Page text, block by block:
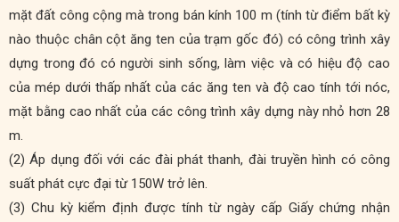
mặt đất công cộng mà trong bán kính 100 m (tính từ điểm bất kỳ
nào thuộc chân cột ăng ten của trạm gốc đó) có công trình xây
dựng trong đó có người sinh sống, làm việc và có hiệu độ cao
của mép dưới thấp nhất của các ăng ten và độ cao tính tới nóc,
mặt bằng cao nhất của các công trình xây dựng này nhỏ hơn 28
m.
(2) Áp dụng đối với các đài phát thanh, đài truyền hình có công
suất phát cực đại từ 150W trở lên.
(3) Chu kỳ kiểm định được tính từ ngày cấp Giấy chứng nhận